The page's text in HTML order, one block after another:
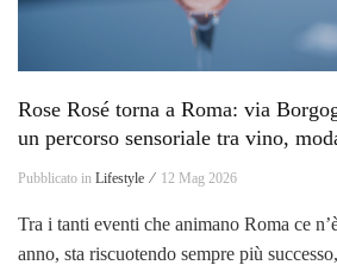
Rose Rosé torna a Roma: via
un percorso sensoriale tra vino,
Pubblicato in Lifestyle ⁄ 12 Mag 2026
Tra i tanti eventi che animano Roma ce
anno, sta riscuotendo sempre più